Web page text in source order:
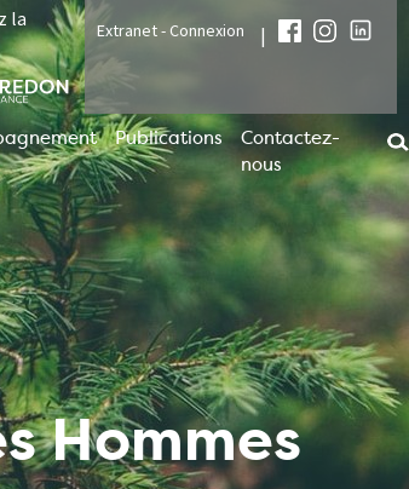
la
Extranet - Connexion |
Publications
Contactez-
nous
Hommes